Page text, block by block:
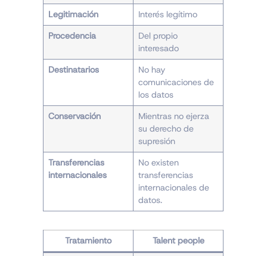
Legitimación
Interés legítimo
Procedencia
Del propio
interesado
Destinatarios
No hay
comunicaciones de
los datos
Conservación
Mientras no ejerza
su derecho de
supresión
Transferencias
internacionales
No existen
transferencias
internacionales de
datos.
Tratamiento
Talent people